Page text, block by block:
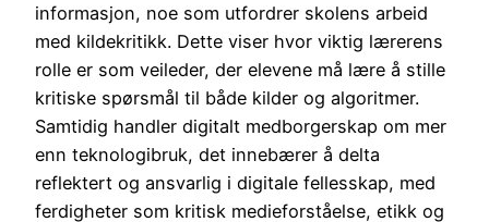
informasjon, noe som utfordrer skolens arbeid
med kildekritikk. Dette viser hvor viktig lærerens
rolle er som veileder, der elevene må lære å stille
kritiske spørsmål til både kilder og algoritmer.
Samtidig handler digitalt medborgerskap om mer
enn teknologibruk, det innebærer å delta
reflektert og ansvarlig i digitale fellesskap, med
ferdigheter som kritisk medieforståelse, etikk og